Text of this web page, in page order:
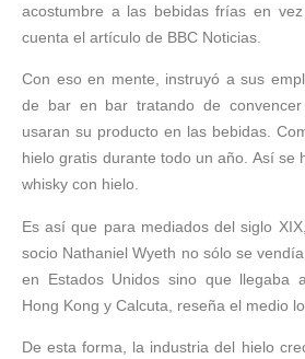
acostumbre a las bebidas frías en
cuenta el artículo de BBC Noticias.
Con eso en mente, instruyó a sus
de bar en bar tratando de
usaran su producto en las bebidas.
hielo gratis durante todo un año. Así se
whisky con hielo.
Es así que para mediados del siglo
socio Nathaniel Wyeth no sólo se
en Estados Unidos sino que llegaba
Hong Kong y Calcuta, reseña el medio
De esta forma, la industria del hielo